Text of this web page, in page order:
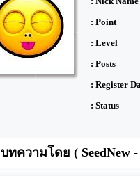
: Point
: Level
: Posts
: Register
: Status
บทความโดย ( SeedNew -